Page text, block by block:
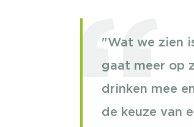
"Wat we zien
gaat meer op
drinken mee
de keuze van